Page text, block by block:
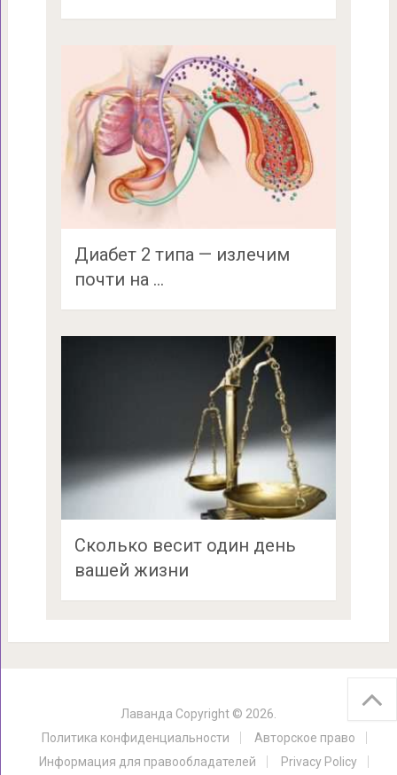
Диабет 2 типа — излечим
почти на …
Сколько весит один день
вашей жизни
Лаванда Copyright © 2026.
Политика конфиденциальности
Авторское право
Информация для правообладателей
Privacy Policy